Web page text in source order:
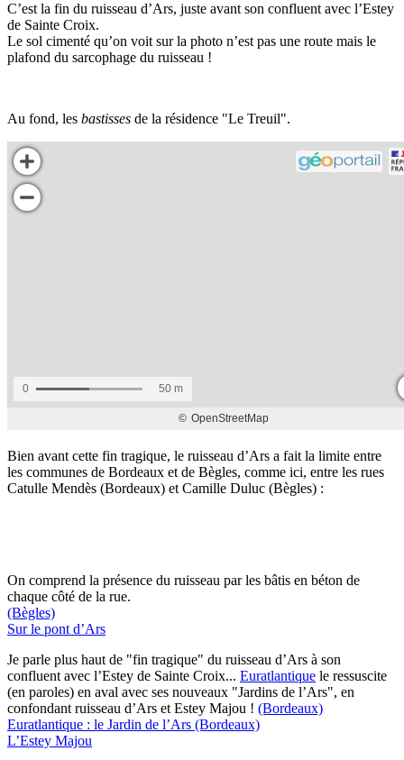
C’est la fin du ruisseau d’Ars, juste avant son confluent avec l’Estey
de Sainte Croix.
Le sol cimenté qu’on voit sur la photo n’est pas une route mais le
plafond du sarcophage du ruisseau !
Au fond, les bastisses de la résidence "Le Treuil".
Bien avant cette fin tragique, le ruisseau d’Ars a fait la limite entre
les communes de Bordeaux et de Bègles, comme ici, entre les rues
Catulle Mendès (Bordeaux) et Camille Duluc (Bègles) :
On comprend la présence du ruisseau par les bâtis en béton de
chaque côté de la rue.
(Bègles)
Sur le pont d’Ars
Je parle plus haut de "fin tragique" du ruisseau d’Ars à son
confluent avec l’Estey de Sainte Croix... Euratlantique le ressuscite
(en paroles) en aval avec ses nouveaux "Jardins de l’Ars", en
confondant ruisseau d’Ars et Estey Majou ! (Bordeaux)
Euratlantique : le Jardin de l’Ars (Bordeaux)
L’Estey Majou